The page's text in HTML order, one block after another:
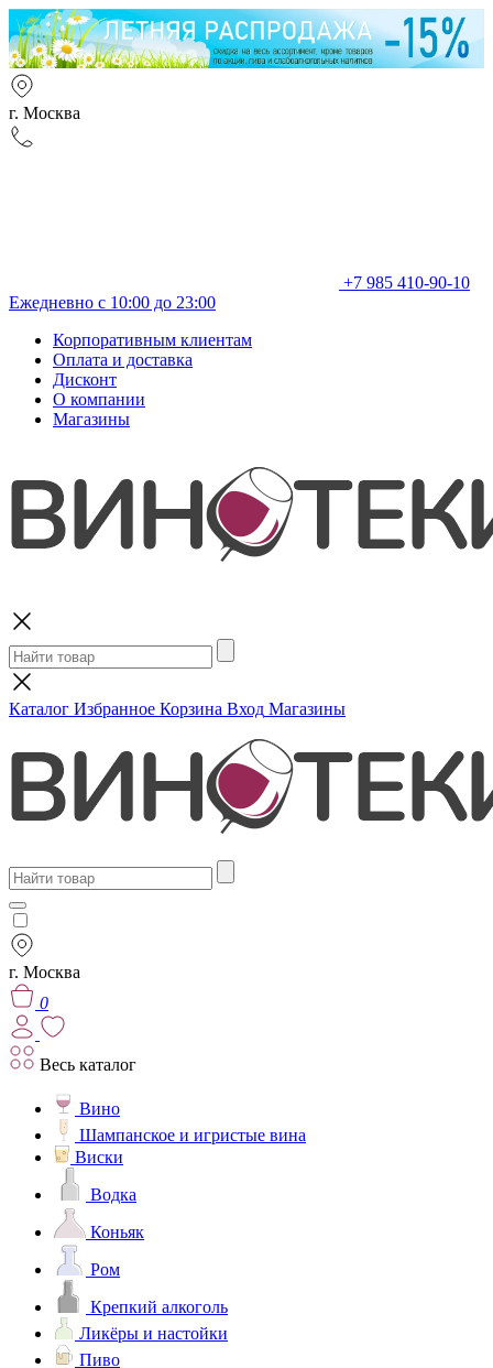
г. Москва
+7 985 410-90-10
Ежедневно с 10:00 до 23:00
Корпоративным клиентам
Оплата и доставка
Дисконт
О компании
Магазины
Каталог Избранное Корзина Вход Магазины
г. Москва
0
Весь каталог
Вино
Шампанское и игристые вина
Виски
Водка
Коньяк
Ром
Крепкий алкоголь
Ликёры и настойки
Пиво